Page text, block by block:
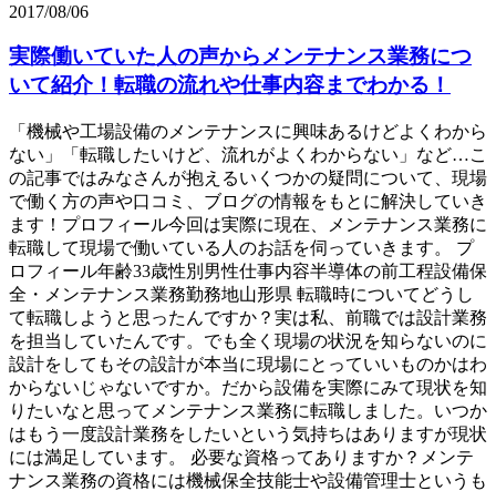
2017/08/06
実際働いていた人の声からメンテナンス業務につ
いて紹介！転職の流れや仕事内容までわかる！
「機械や工場設備のメンテナンスに興味あるけどよくわから
ない」「転職したいけど、流れがよくわからない」など…こ
の記事ではみなさんが抱えるいくつかの疑問について、現場
で働く方の声や口コミ、ブログの情報をもとに解決していき
ます！プロフィール今回は実際に現在、メンテナンス業務に
転職して現場で働いている人のお話を伺っていきます。 プ
ロフィール年齢33歳性別男性仕事内容半導体の前工程設備保
全・メンテナンス業務勤務地山形県 転職時についてどうし
て転職しようと思ったんですか？実は私、前職では設計業務
を担当していたんです。でも全く現場の状況を知らないのに
設計をしてもその設計が本当に現場にとっていいものかはわ
からないじゃないですか。だから設備を実際にみて現状を知
りたいなと思ってメンテナンス業務に転職しました。いつか
はもう一度設計業務をしたいという気持ちはありますが現状
には満足しています。 必要な資格ってありますか？メンテ
ナンス業務の資格には機械保全技能士や設備管理士というも